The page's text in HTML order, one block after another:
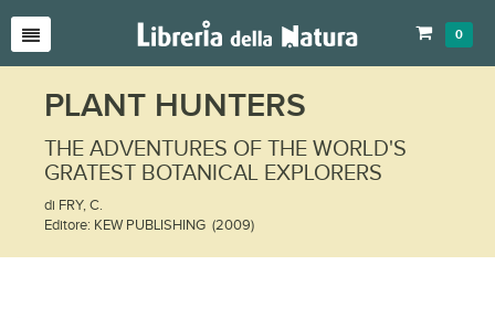
0
PLANT HUNTERS
THE ADVENTURES OF THE WORLD'S
GRATEST BOTANICAL EXPLORERS
di FRY, C.
Editore: KEW PUBLISHING (2009)